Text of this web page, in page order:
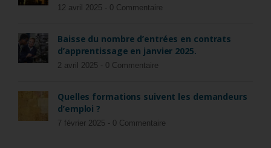
12 avril 2025 - 0 Commentaire
Baisse du nombre d’entrées en contrats
d’apprentissage en janvier 2025.
2 avril 2025 - 0 Commentaire
Quelles formations suivent les demandeurs
d’emploi ?
7 février 2025 - 0 Commentaire